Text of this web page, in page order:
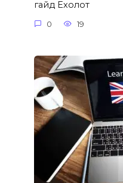
гайд Ехолот
0 19